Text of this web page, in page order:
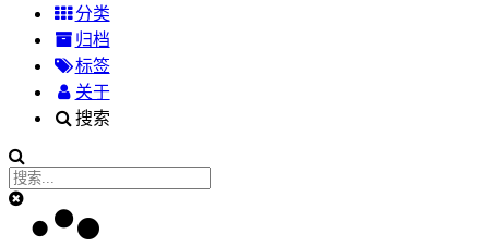
分类
归档
标签
关于
搜索